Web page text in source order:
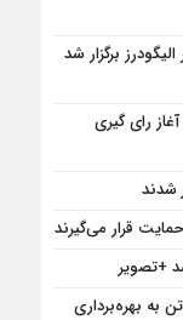
برگزار شد
رای گیری
شدند
قرار می‌گیرند
+تصویر
به بهره‌برداری